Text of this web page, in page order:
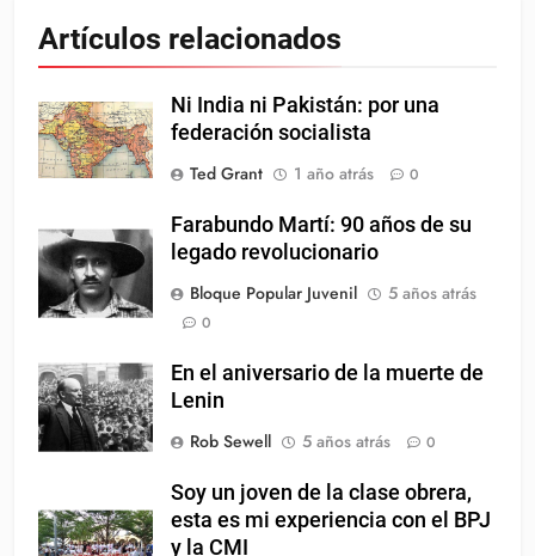
Artículos relacionados
Ni India ni Pakistán: por una
federación socialista
Ted Grant
1 año atrás 0
Farabundo Martí: 90 años de su
legado revolucionario
Bloque Popular Juvenil
5 años atrás
0
En el aniversario de la muerte de
Lenin
Rob Sewell
5 años atrás 0
Soy un joven de la clase obrera,
esta es mi experiencia con el BPJ
y la CMI